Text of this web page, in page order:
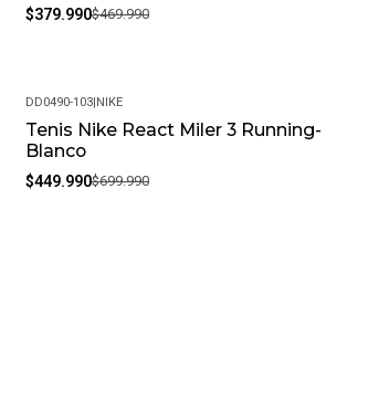
$379.990$469.990
-36%
DD0490-103|NIKE
Tenis Nike React Miler 3 Running-
Blanco
$449.990$699.990